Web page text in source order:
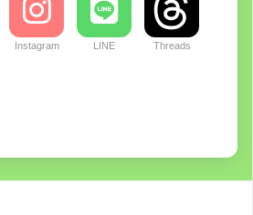
Instagram LINE Threads